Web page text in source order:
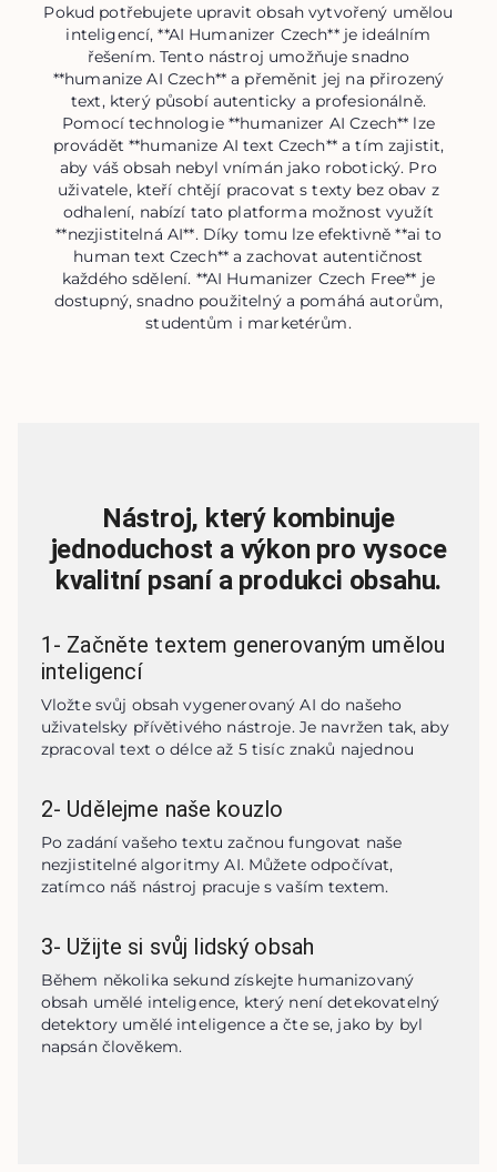
Pokud potřebujete upravit obsah vytvořený umělou
inteligencí, **AI Humanizer Czech** je ideálním
řešením. Tento nástroj umožňuje snadno
**humanize AI Czech** a přeměnit jej na přirozený
text, který působí autenticky a profesionálně.
Pomocí technologie **humanizer AI Czech** lze
provádět **humanize AI text Czech** a tím zajistit,
aby váš obsah nebyl vnímán jako robotický. Pro
uživatele, kteří chtějí pracovat s texty bez obav z
odhalení, nabízí tato platforma možnost využít
**nezjistitelná AI**. Díky tomu lze efektivně **ai to
human text Czech** a zachovat autentičnost
každého sdělení. **AI Humanizer Czech Free** je
dostupný, snadno použitelný a pomáhá autorům,
studentům i marketérům.
Nástroj, který kombinuje
jednoduchost a výkon pro vysoce
kvalitní psaní a produkci obsahu.
1 - Začněte textem generovaným umělou
inteligencí
Vložte svůj obsah vygenerovaný AI do našeho
uživatelsky přívětivého nástroje. Je navržen tak, aby
zpracoval text o délce až 5 tisíc znaků najednou
2- Udělejme naše kouzlo
Po zadání vašeho textu začnou fungovat naše
nezjistitelné algoritmy AI. Můžete odpočívat,
zatímco náš nástroj pracuje s vaším textem.
3- Užijte si svůj lidský obsah
Během několika sekund získejte humanizovaný
obsah umělé inteligence, který není detekovatelný
detektory umělé inteligence a čte se, jako by byl
napsán člověkem.